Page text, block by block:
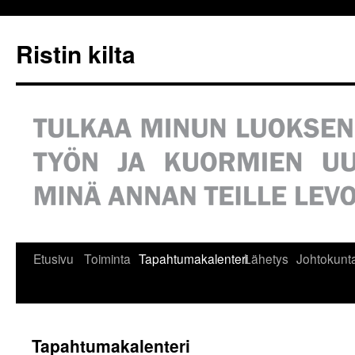
Ristin kilta
Etusivu Toiminta TapahtumakalenteriLähetys
Tapahtumakalenteri